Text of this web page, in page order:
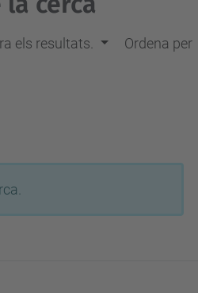
els resultats. Ordena per